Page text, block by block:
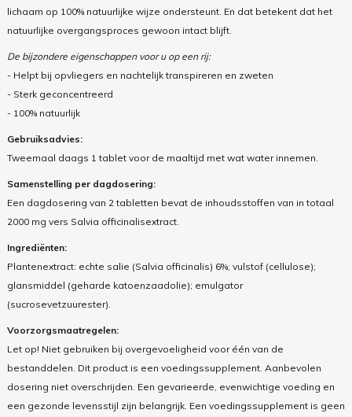
lichaam op 100% natuurlijke wijze ondersteunt. En dat betekent dat het
natuurlijke overgangsproces gewoon intact blijft.
De bijzondere eigenschappen voor u op een rij:
- Helpt bij opvliegers en nachtelijk transpireren en zweten
- Sterk geconcentreerd
- 100% natuurlijk
Gebruiksadvies:
Tweemaal daags 1 tablet voor de maaltijd met wat water innemen.
Samenstelling per dagdosering:
Een dagdosering van 2 tabletten bevat de inhoudsstoffen van in totaal
2000 mg vers Salvia officinalisextract.
Ingrediënten:
Plantenextract: echte salie (Salvia officinalis) 6%; vulstof (cellulose);
glansmiddel (geharde katoenzaadolie); emulgator
(sucrosevetzuurester).
Voorzorgsmaatregelen:
Let op! Niet gebruiken bij overgevoeligheid voor één van de
bestanddelen. Dit product is een voedingssupplement. Aanbevolen
dosering niet overschrijden. Een gevarieerde, evenwichtige voeding en
een gezonde levensstijl zijn belangrijk. Een voedingssupplement is geen